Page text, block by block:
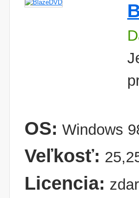
OS: Windows
Veľkosť:
Licencia: